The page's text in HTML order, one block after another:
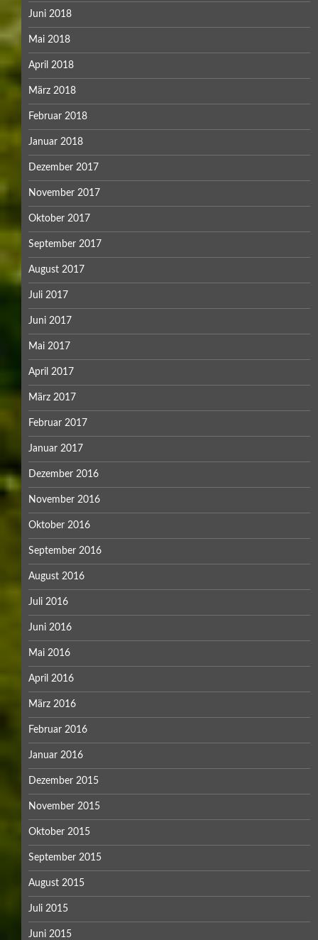
Juni 2018
Mai 2018
April 2018
März 2018
Februar 2018
Januar 2018
Dezember 2017
November 2017
Oktober 2017
September 2017
August 2017
Juli 2017
Juni 2017
Mai 2017
April 2017
März 2017
Februar 2017
Januar 2017
Dezember 2016
November 2016
Oktober 2016
September 2016
August 2016
Juli 2016
Juni 2016
Mai 2016
April 2016
März 2016
Februar 2016
Januar 2016
Dezember 2015
November 2015
Oktober 2015
September 2015
August 2015
Juli 2015
Juni 2015